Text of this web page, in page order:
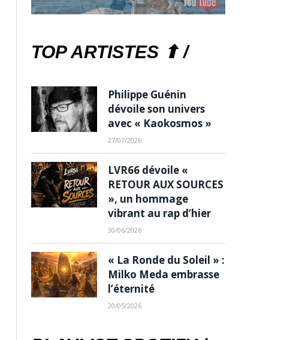
TOP ARTISTES ⬆ /
Philippe Guénin
dévoile son univers
avec « Kaokosmos »
27/07/2026
LVR66 dévoile «
RETOUR AUX SOURCES
», un hommage
vibrant au rap d’hier
30/06/2026
« La Ronde du Soleil » :
Milko Meda embrasse
l’éternité
20/05/2026